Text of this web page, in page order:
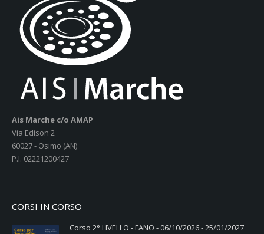
Ais Marche c/o AMAP
Via Edison 2
60027 - Osimo (AN)
P.I. 02221200427
CORSI IN CORSO
Corso 2° LIVELLO - FANO - 06/10/2026 - 25/01/2027